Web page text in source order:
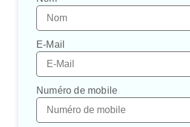
E-Mail
Numéro de mobile